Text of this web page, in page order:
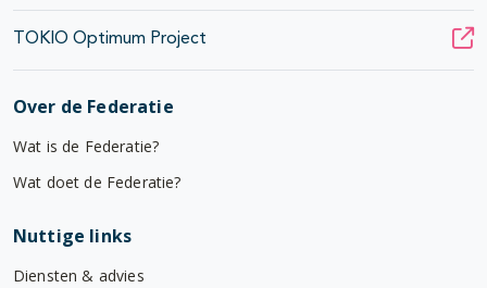
TOKIO Optimum Project
Over de Federatie
Wat is de Federatie?
Wat doet de Federatie?
Nuttige links
Diensten & advies